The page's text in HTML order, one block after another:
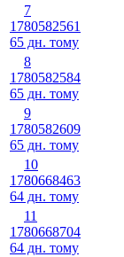
7
1780582561
65 дн. тому
8
1780582584
65 дн. тому
9
1780582609
65 дн. тому
10
1780668463
64 дн. тому
11
1780668704
64 дн. тому